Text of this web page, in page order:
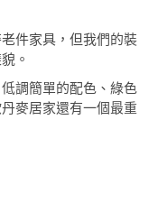
件家具，但我們的裝
。
調簡單的配色、綠色
麥居家還有一個最重